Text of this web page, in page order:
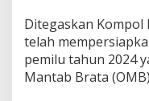
Ditegaskan Kompol
telah
pemilu tahun 2024
Mantab Brata